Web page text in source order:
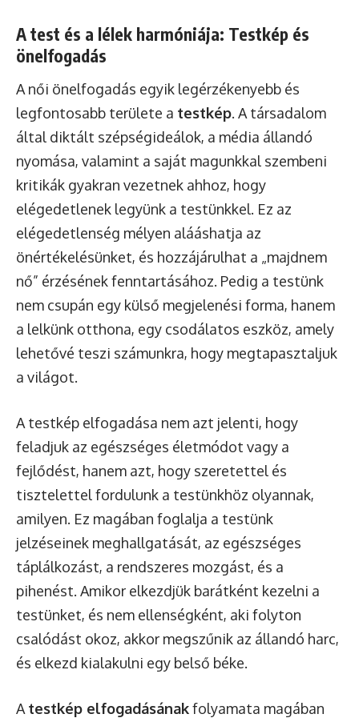
A test és a lélek harmóniája: Testkép és
önelfogadás
A női önelfogadás egyik legérzékenyebb és
legfontosabb területe a testkép. A társadalom
által diktált szépségideálok, a média állandó
nyomása, valamint a saját magunkkal szembeni
kritikák gyakran vezetnek ahhoz, hogy
elégedetlenek legyünk a testünkkel. Ez az
elégedetlenség mélyen alááshatja az
önértékelésünket, és hozzájárulhat a „majdnem
nő” érzésének fenntartásához. Pedig a testünk
nem csupán egy külső megjelenési forma, hanem
a lelkünk otthona, egy csodálatos eszköz, amely
lehetővé teszi számunkra, hogy megtapasztaljuk
a világot.
A testkép elfogadása nem azt jelenti, hogy
feladjuk az egészséges életmódot vagy a
fejlődést, hanem azt, hogy szeretettel és
tisztelettel fordulunk a testünkhöz olyannak,
amilyen. Ez magában foglalja a testünk
jelzéseinek meghallgatását, az egészséges
táplálkozást, a rendszeres mozgást, és a
pihenést. Amikor elkezdjük barátként kezelni a
testünket, és nem ellenségként, aki folyton
csalódást okoz, akkor megszűnik az állandó harc,
és elkezd kialakulni egy belső béke.
A testkép elfogadásánakfolyamata magában